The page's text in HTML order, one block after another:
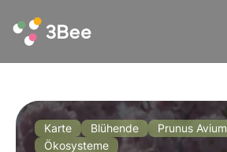
Karte Blühende
Prunus Avium
Ökosysteme